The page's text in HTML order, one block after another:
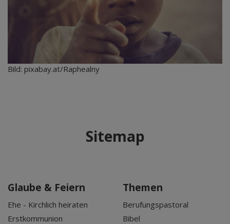
Bild: pixabay.at/Raphealny
Sitemap
Glaube & Feiern
Ehe - Kirchlich heiraten
Erstkommunion
Themen
Berufungspastoral
Bibel